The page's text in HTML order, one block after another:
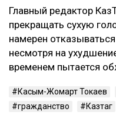
Главный редактор
прекращать сухую
намерен
несмотря на
временем пытается
Касым-Жомарт Токаев
гражданство
Казтаг